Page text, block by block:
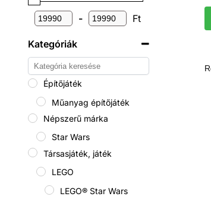
- Ft
Kategóriák
Építőjáték
Műanyag építőjáték
Népszerű márka
Star Wars
Társasjáték, játék
LEGO
LEGO® Star Wars